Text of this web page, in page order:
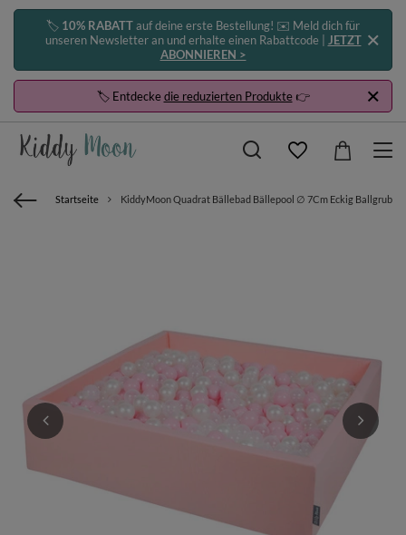
🏷️ 10% RABATTauf deine erste Bestellung! ✉️ Meld dich für
unseren Newsletter an und erhalte einen Rabattcode | JETZT
ABONNIEREN >
🏷️ Entdeckedie reduzierten Produkte👉
Startseite KiddyMoon Quadrat Bällebad Bällepool ∅ 7Cm Eckig